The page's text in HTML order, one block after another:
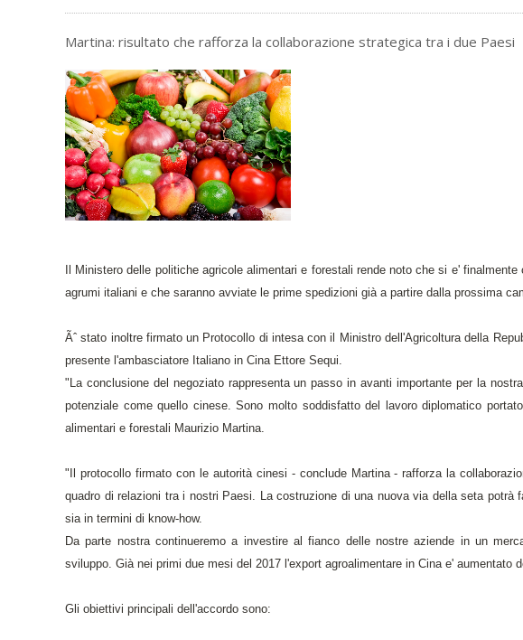
Martina: risultato che rafforza la collaborazione strategica tra i due Paesi
Il Ministero delle politiche agricole alimentari e forestali rende noto che si e'
agrumi italiani e che saranno avviate le prime spedizioni già a partire dalla prossima
Ãˆ stato inoltre firmato un Protocollo di intesa con il Ministro dell'Agricoltura della
presente l'ambasciatore Italiano in Cina Ettore Sequi.
"La conclusione del negoziato rappresenta un passo in avanti importante per la
potenziale come quello cinese. Sono molto soddisfatto del lavoro diplomatico
alimentari e forestali Maurizio Martina.
"Il protocollo firmato con le autorità cinesi - conclude Martina - rafforza la
quadro di relazioni tra i nostri Paesi. La costruzione di una nuova via della seta
sia in termini di know-how.
Da parte nostra continueremo a investire al fianco delle nostre aziende in un
sviluppo. Già nei primi due mesi del 2017 l'export agroalimentare in Cina e' aumentato
Gli obiettivi principali dell'accordo sono: